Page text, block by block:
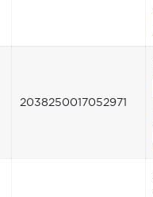
2038250017052971